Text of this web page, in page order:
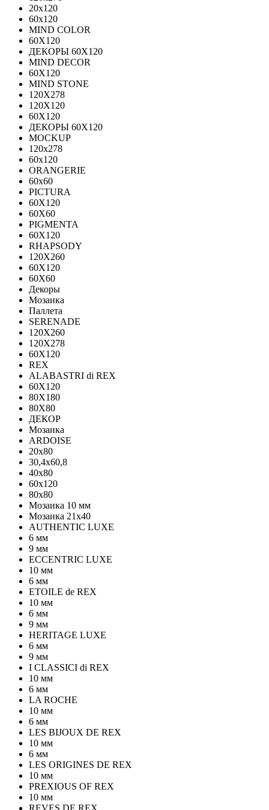
20х120
60х120
MIND COLOR
60Х120
ДЕКОРЫ 60Х120
MIND DECOR
60Х120
MIND STONE
120X278
120Х120
60Х120
ДЕКОРЫ 60Х120
MOCKUP
120х278
60х120
ORANGERIE
60х60
PICTURA
60X120
60X60
PIGMENTA
60X120
RHAPSODY
120X260
60X120
60X60
Декоры
Мозаика
Паллета
SERENADE
120X260
120Х278
60X120
REX
ALABASTRI di REX
60X120
80X180
80X80
ДЕКОР
Мозаика
ARDOISE
20х80
30,4х60,8
40х80
60х120
80х80
Мозаика 10 мм
Мозаика 21х40
AUTHENTIC LUXE
6 мм
9 мм
ECCENTRIC LUXE
10 мм
6 мм
ETOILE de REX
10 мм
6 мм
9 мм
HERITAGE LUXE
6 мм
9 мм
I CLASSICI di REX
10 мм
6 мм
LA ROCHE
10 мм
6 мм
LES BIJOUX DE REX
10 мм
6 мм
LES ORIGINES DE REX
10 мм
PREXIOUS OF REX
10 мм
REVES DE REX